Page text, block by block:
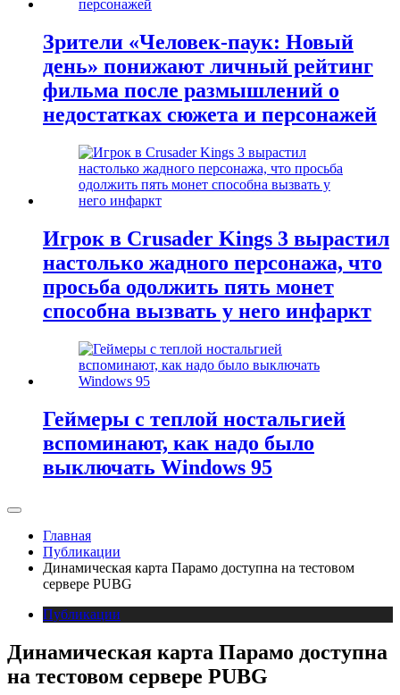
Зрители «Человек-паук: Новый
день» понижают личный рейтинг
фильма после размышлений о
недостатках сюжета и персонажей
Игрок в Crusader Kings 3 вырастил
настолько жадного персонажа, что
просьба одолжить пять монет
способна вызвать у него инфаркт
Геймеры с теплой ностальгией
вспоминают, как надо было
выключать Windows 95
Главная
Публикации
Динамическая карта Парамо доступна на тестовом
сервере PUBG
Публикации
Динамическая карта Парамо доступна
на тестовом сервере PUBG